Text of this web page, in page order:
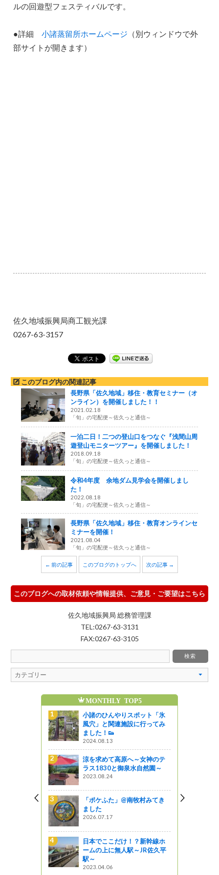
ルの回遊型フェスティバルです。
●詳細小諸蒸留所ホームページ （別ウィンドウで外
部サイトが開きます）
佐久地域振興局商工観光課
0267-63-3157
このブログ内の関連記事
長野県「佐久地域」移住・教育セミナー（オ
ンライン）を開催しました！！
2021.02.18
「旬」の宅配便～佐久っと通信～
一泊二日！二つの登山口をつなぐ『浅間山周
遊登山モニターツアー』を開催しました！
2018.09.18
「旬」の宅配便～佐久っと通信～
令和4年度 余地ダム見学会を開催しまし
た！
2022.08.18
「旬」の宅配便～佐久っと通信～
長野県「佐久地域」移住・教育オンラインセ
ミナーを開催！
2021.08.04
「旬」の宅配便～佐久っと通信～
← 前の記事 このブログのトップへ 次の記事 →
このブログへの取材依頼や情報提供、ご意見・ご要望はこちら
佐久地域振興局 総務管理課
TEL:0267-63-3131
FAX:0267-63-3105
MONTHLY TOP5
小諸のひんやりスポット「氷
風穴」と関連施設に行ってみ
ました！👟
2024.08.13
涼を求めて高原へ～女神のテ
ラス1830と御泉水自然園～
2023.08.24
「ポケふた」@南牧村みてき
ました
2026.07.17
日本でここだけ！？新幹線ホ
ームの上に無人駅～JR佐久平
駅～
2023.04.06